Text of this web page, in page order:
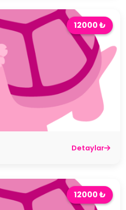
12000 ₺
Detaylar
12000 ₺